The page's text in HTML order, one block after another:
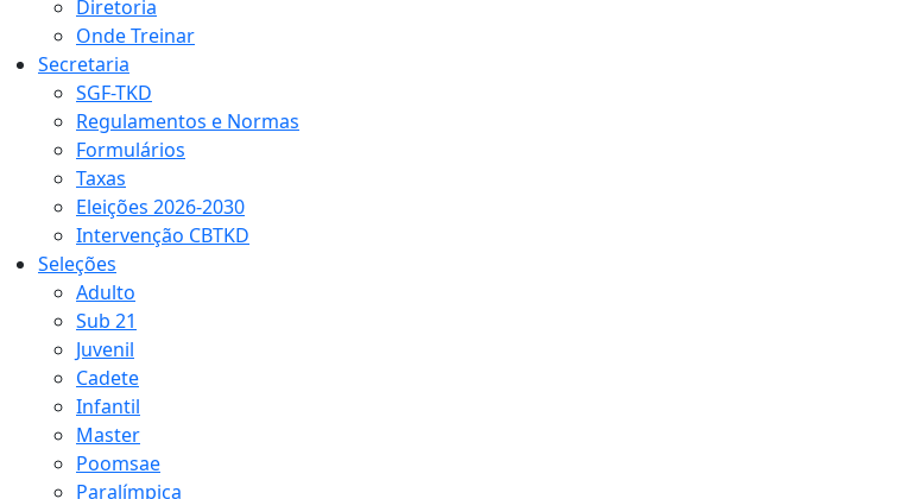
Diretoria
Onde Treinar
Secretaria
SGF-TKD
Regulamentos e Normas
Formulários
Taxas
Eleições 2026-2030
Intervenção CBTKD
Seleções
Adulto
Sub 21
Juvenil
Cadete
Infantil
Master
Poomsae
Paralímpica